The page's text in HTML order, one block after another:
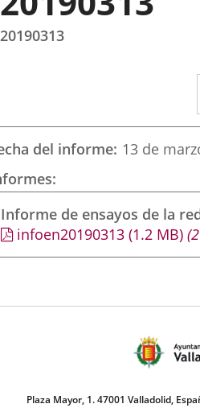
20190313
del informe 13 de
Informe de ensayos de la
infoen20190313 (1.2 MB)
Plaza Mayor, 1. 47001 Valladolid,